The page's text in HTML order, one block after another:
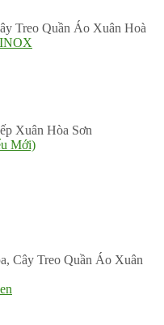
Treo Quần Áo Xuân Hoà
Xuân Hòa Sơn
Mới)
, Cây Treo Quần Áo Xuân